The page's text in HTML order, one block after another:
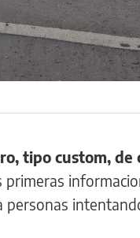
tipo custom, de
primeras